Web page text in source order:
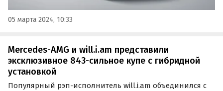
05 марта 2024, 10:33
Mercedes-AMG и will.i.am представили
эксклюзивное 843-сильное купе с гибридной
установкой
Популярный рэп-исполнитель will.i.am объединился с